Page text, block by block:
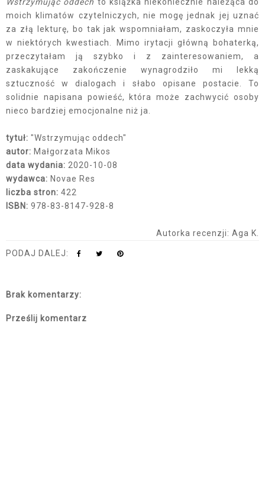
Wstrzymując oddech to książka niekoniecznie należąca do
moich klimatów czytelniczych, nie mogę jednak jej uznać
za złą lekturę, bo tak jak wspomniałam, zaskoczyła mnie
w niektórych kwestiach. Mimo irytacji główną bohaterką,
przeczytałam ją szybko i z zainteresowaniem, a
zaskakujące zakończenie wynagrodziło mi lekką
sztuczność w dialogach i słabo opisane postacie. To
solidnie napisana powieść, która może zachwycić osoby
nieco bardziej emocjonalne niż ja.
tytuł: "Wstrzymując oddech"
autor: Małgorzata Mikos
data wydania: 2020-10-08
wydawca: Novae Res
liczba stron: 422
ISBN: 978-83-8147-928-8
Autorka recenzji: Aga K.
PODAJ DALEJ:
Brak komentarzy:
Prześlij komentarz